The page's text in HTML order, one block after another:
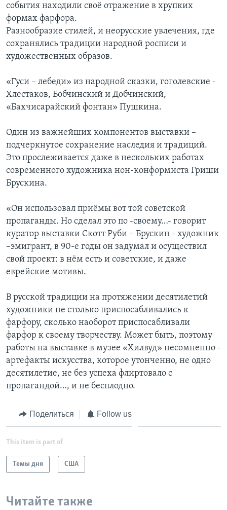
события находили своё отражение в хрупких
формах фарфора.
Разнообразие стилей, и неорусские увлечения, где
сохранялись традиции народной росписи и
художественных образов.
«Гуси – лебеди» из народной сказки, гоголевские -
Хлестаков, Бобчинский и Добчинский,
«Бахчисарайский фонтан» Пушкина.
Один из важнейших компонентов выставки –
подчеркнутое сохранение наследия и традиций.
Это прослеживается даже в нескольких работах
современного художника нон-конформиста Гриши
Брускина.
«Он использовал приёмы вот той советской
пропаганды. Но сделал это по -своему…- говорит
куратор выставки Скотт Руби – Брускин - художник
–эмигрант, в 90-е годы он задумал и осуществил
свой проект: в нём есть и советские, и даже
еврейские мотивы.
В русской традиции на протяжении десятилетий
художники не столько приспосабливались к
фарфору, сколько наоборот приспосабливали
фарфор к своему творчеству. Может быть, поэтому
работы на выставке в музее «Хилвуд» несомненно -
артефакты искусства, которое утонченно, не одно
десятилетие, не без успеха флиртовало с
пропагандой…, и не бесплодно.
Поделиться Follow us
This item is part of
Темы дня США
Читайте также